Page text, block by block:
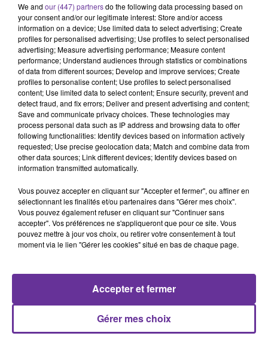
Rencontres (FR)
24 janvier 2020 - 4 min 54 sec
LA CHRONIQUE D'ARNAUD BENEDETTI
REDACTEUR EN CHEF DE NOTRE PARTENAIRE LA
Radio Orient
Rencontres (FR)
LA CHRONIQUE
D'ARNAUD BENEDETTI
REDACTEUR EN CHEF DE
NOTRE PARTENAIRE LA
REVUE POLITIQUE ET
We and our (447) partnersdo the following data processing based on
your consent and/or our legitimate interest: Store and/or access
information on a device; Use limited data to select advertising; Create
profiles for personalised advertising; Use profiles to select personalised
advertising; Measure advertising performance; Measure content
performance; Understand audiences through statistics or combinations
of data from different sources; Develop and improve services; Create
profiles to personalise content; Use profiles to select personalised
content; Use limited data to select content; Ensure security, prevent and
detect fraud, and fix errors; Deliver and present advertising and content;
Save and communicate privacy choices. These technologies may
process personal data such as IP address and browsing data to offer
following functionalities: Identify devices based on information actively
requested; Use precise geolocation data; Match and combine data from
other data sources; Link different devices; Identify devices based on
information transmitted automatically.
Vous pouvez accepter en cliquant sur "Accepter et fermer", ou affiner en
sélectionnant les finalités et/ou partenaires dans "Gérer mes choix".
Vous pouvez également refuser en cliquant sur "Continuer sans
accepter". Vos préférences ne s'appliqueront que pour ce site. Vous
pouvez mettre à jour vos choix, ou retirer votre consentement à tout
moment via le lien "Gérer les cookies" situé en bas de chaque page.
Gérer mes choix
Accepter et fermer